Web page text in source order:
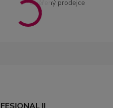
Ověřený prodejce